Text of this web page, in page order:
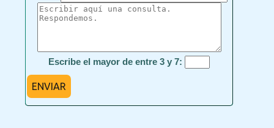
Escribe el mayor de entre 3 y 7:
ENVIAR